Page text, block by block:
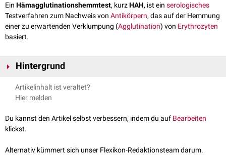
Ein Hämagglutinationshemmtest, kurzHAH, ist ein serologisches
Testverfahren zum Nachweis von Antikörpern, das auf der Hemmung
einer zu erwartenden Verklumpung (Agglutination) von Erythrozyten
basiert.
Hintergrund
Hämagglutinationshemmteste basieren darauf, dass bestimmte
und
diesen Erregern bildet der Patient spezifische
Antikörpergegen die
Hämagglutinine.
Wenn sich im Untersuchungsmaterial spezifische Antikörper befinden,
Artikelinhalt ist veraltet?
Hier melden
Du kannst den Artikel selbst verbessern, indem du auf Bearbeiten
klickst.
Alternativ kümmert sich unser Flexikon-Redaktionsteam darum.